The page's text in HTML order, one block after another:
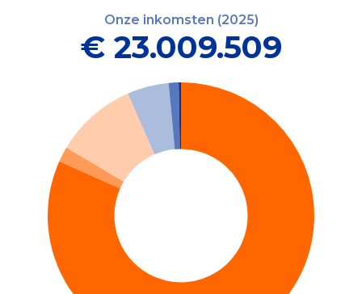
Onze inkomsten (2025)
€ 23.009.509